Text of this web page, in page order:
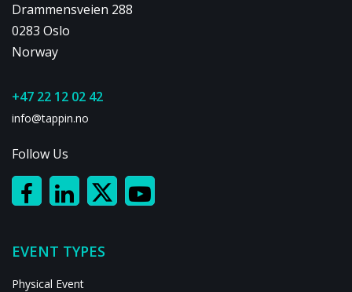
Drammensveien 288
0283 Oslo
Norway
+47 22 12 02 42
info@tappin.no
Follow Us
EVENT TYPES
Physical Event